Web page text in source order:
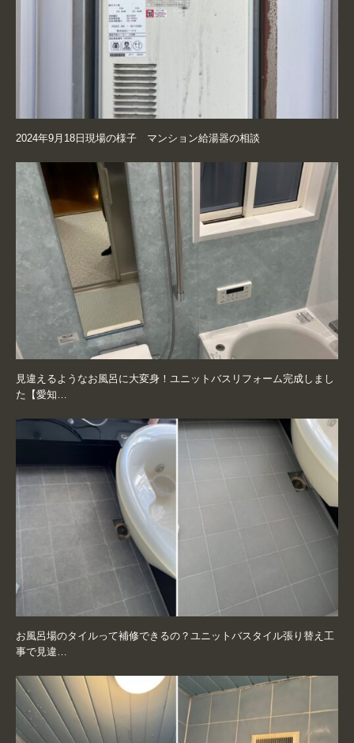
2024年9月18日現場の様子 マンション給湯器の相談
見違えるようなお風呂に大変身！ユニットバスリフォーム完成しまし
た【愛知…
お風呂場のタイルって補修できるの？ユニットバスタイル張り替え工
事で見違…